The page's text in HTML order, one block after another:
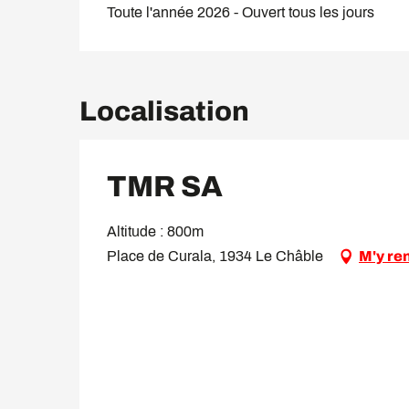
Toute l'année 2026 - Ouvert tous les jours
Localisation
TMR SA
Altitude : 800m
Place de Curala, 1934 Le Châble
M'y